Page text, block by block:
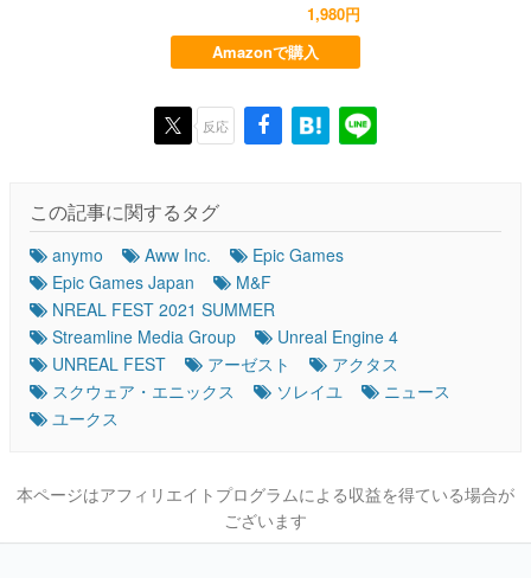
1,980円
Amazonで購入
反応
この記事に関するタグ
anymo Aww Inc.
Epic Games
Epic Games Japan
M&F
NREAL FEST 2021 SUMMER
Streamline Media Group
Unreal Engine 4
UNREAL FEST
アーゼスト
アクタス
スクウェア・エニックス
ソレイユ
ニュース
ユークス
本ページはアフィリエイトプログラムによる収益を得ている場合が
ございます